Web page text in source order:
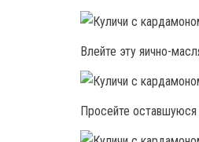
Влейте эту яично-
Просейте оставшуюся